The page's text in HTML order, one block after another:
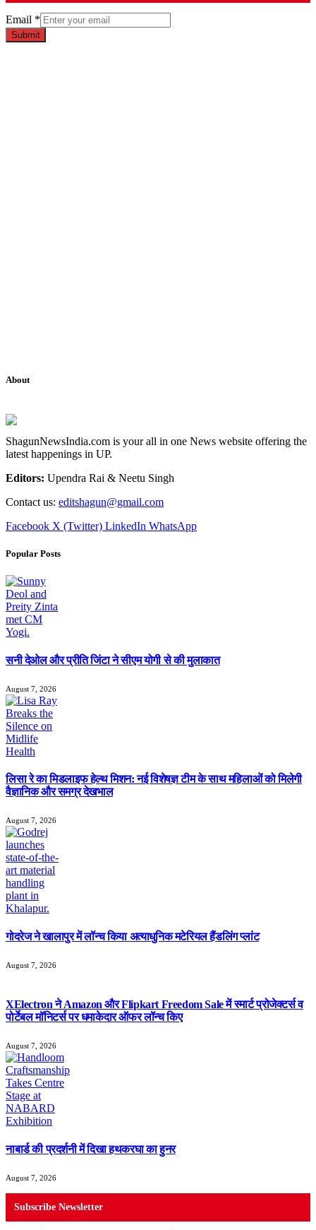
Email *
Submit
About
ShagunNewsIndia.com is your all in one News website offering the
latest happenings in UP.
Editors: Upendra Rai & Neetu Singh
Contact us: editshagun@gmail.com
Facebook X (Twitter) LinkedIn WhatsApp
Popular Posts
सनी देओल और प्रीति जिंटा ने सीएम योगी से की मुलाकात
August 7, 2026
लिसा रे का मिडलाइफ हेल्थ मिशन: नई विशेषज्ञ टीम के साथ महिलाओं को मिलेगी
वैज्ञानिक और समग्र देखभाल
August 7, 2026
गोदरेज ने खालापुर में लॉन्च किया अत्याधुनिक मटेरियल हैंडलिंग प्लांट
August 7, 2026
XElectron ने Amazon और Flipkart Freedom Sale में स्मार्ट प्रोजेक्टर्स व
पोर्टेबल मॉनिटर्स पर धमाकेदार ऑफर लॉन्च किए
August 7, 2026
नाबार्ड की प्रदर्शनी में दिखा हथकरघा का हुनर
August 7, 2026
Subscribe Newsletter